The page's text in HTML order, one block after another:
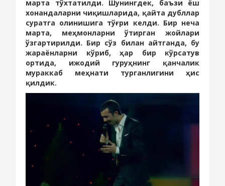
марта тўхтатилди. Шунингдек, баъзи ёш
хонандаларни чиқишларида, қайта дубллар
суратга олинишига тўғри келди. Бир неча
марта, меҳмонларни ўтирган жойлари
ўзгартирилди. Бир сўз билан айтганда, бу
жараёнларни кўриб, ҳар бир кўрсатув
ортида, ижодий гуруҳнинг қанчалик
мураккаб меҳнати турганлигини ҳис
қилдик.